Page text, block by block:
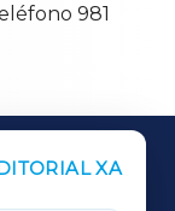
981
XA